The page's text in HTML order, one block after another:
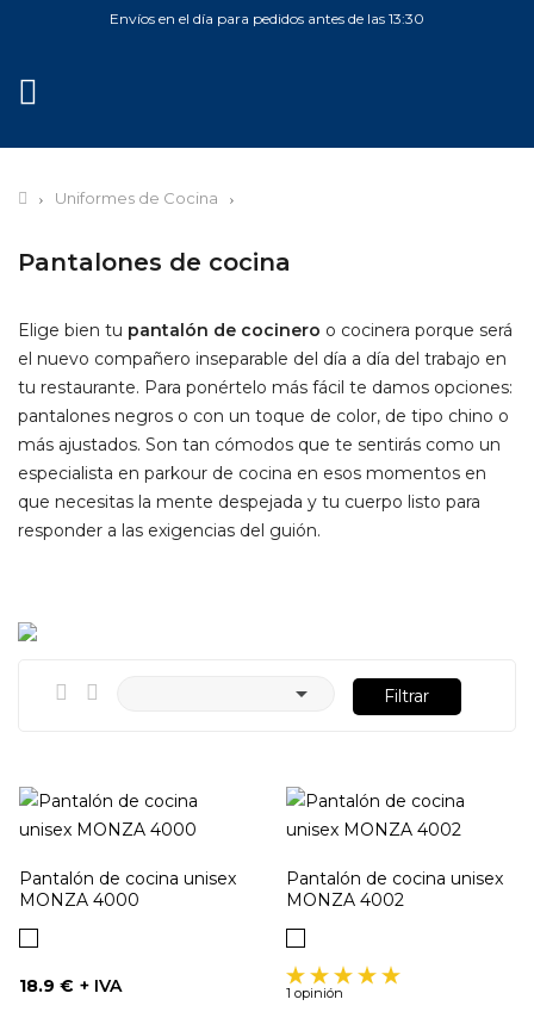
Envíos en el día para pedidos antes de las 13:30
Uniformes de Cocina
Pantalones de cocina
Elige bien tu pantalón de cocinero o cocinera porque será
el nuevo compañero inseparable del día a día del trabajo en
tu restaurante. Para ponértelo más fácil te damos opciones:
pantalones negros o con un toque de color, de tipo chino o
más ajustados. Son tan cómodos que te sentirás como un
especialista en parkour de cocina en esos momentos en
que necesitas la mente despejada y tu cuerpo listo para
responder a las exigencias del guión.
 Filtrar
Pantalón de cocina unisex
MONZA 4000
Cuadros
azules
Precio
18.9 € + IVA
Pantalón de cocina unisex
MONZA 4002
Cuadros
negros
1 opinión